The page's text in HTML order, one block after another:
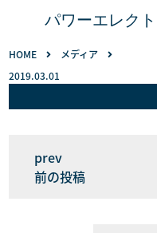
パワーエレク
HOME
メディア
2019.03.01
前の投稿